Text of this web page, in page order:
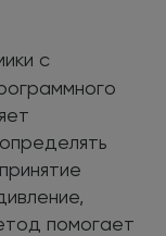
с
помогает